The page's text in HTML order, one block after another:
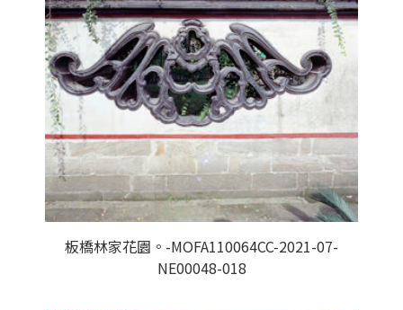
板橋林家花園。-MOFA110064CC-2021-07-
NE00048-018